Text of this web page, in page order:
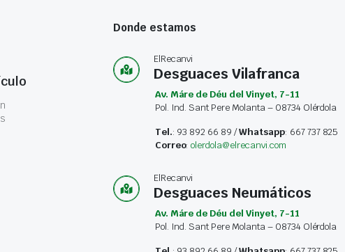
Donde estamos
ElRecanvi
Desguaces Vilafranca
Av. Máre de Déu del Vinyet, 7-11
Pol. Ind. Sant Pere Molanta – 08734 Olérdola
Tel.: 93 892 66 89 /Whatsapp: 667 737 825
Correo:olerdola@elrecanvi.com
ElRecanvi
Desguaces Neumáticos
Av. Máre de Déu del Vinyet, 7-11
Pol. Ind. Sant Pere Molanta – 08734 Olérdola